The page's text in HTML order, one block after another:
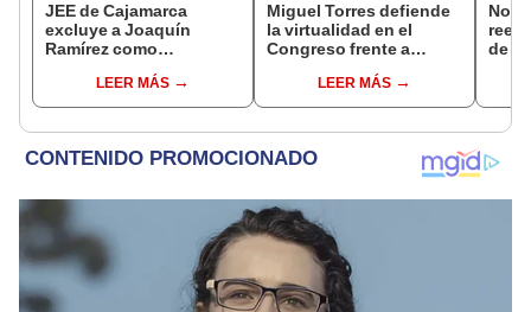
JEE de Cajamarca
excluye a Joaquín
Ramírez como
regional por ocultar
sentencia
LEER MÁS
Miguel Torres defiende
la virtualidad en el
Congreso frente a
plantea la
presencialidad
LEER MÁS
de